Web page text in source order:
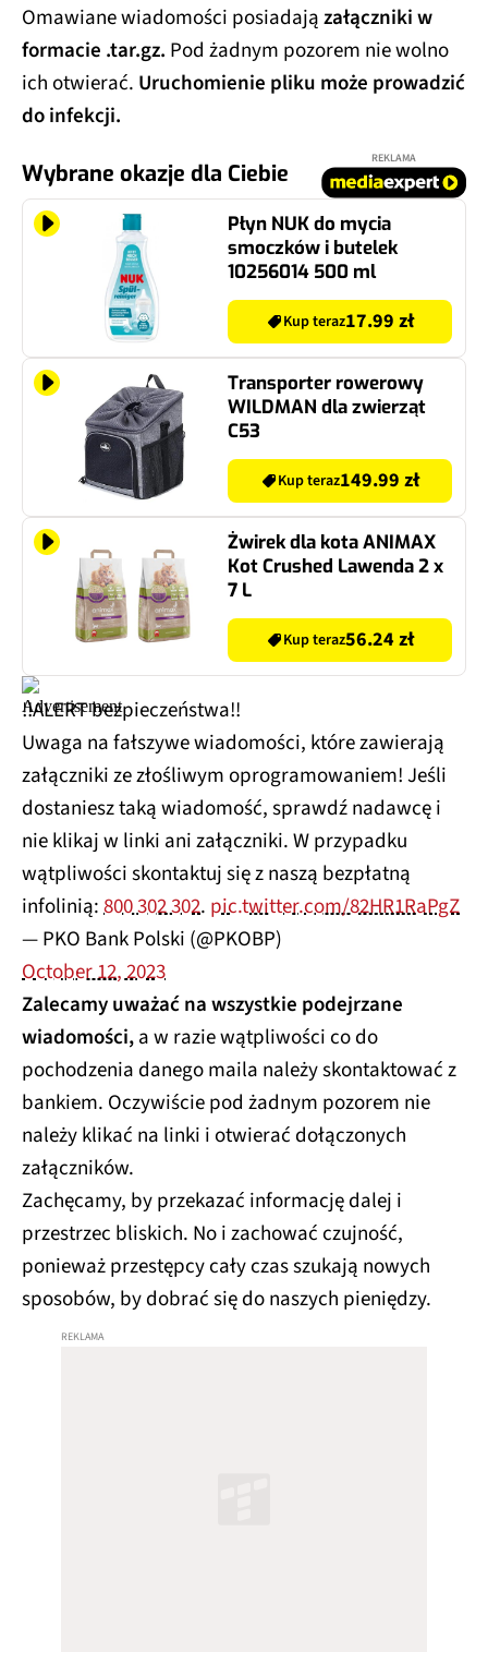
Omawiane wiadomości posiadajązałączniki w
formacie .tar.gz. Pod żadnym pozorem nie wolno
ich otwierać. Uruchomienie pliku może prowadzić
do infekcji.
Wybrane okazje dla Ciebie
REKLAMA
Płyn NUK do mycia
smoczków i butelek
10256014 500 ml
Kup teraz17.99 zł
Transporter rowerowy
WILDMAN dla zwierząt
C53
Kup teraz149.99 zł
Żwirek dla kota ANIMAX
Kot Crushed Lawenda 2 x
7 L
Kup teraz56.24 zł
‼️ALERT bezpieczeństwa‼️
Uwaga na fałszywe wiadomości, które zawierają
załączniki ze złośliwym oprogramowaniem! Jeśli
dostaniesz taką wiadomość, sprawdź nadawcę i
nie klikaj w linki ani załączniki. W przypadku
wątpliwości skontaktuj się z naszą bezpłatną
infolinią:800 302 302. pic.twitter.com/82HR1RaPgZ
— PKO Bank Polski (@PKOBP)
October 12, 2023
Zalecamy uważać na wszystkie podejrzane
wiadomości,a w razie wątpliwości co do
pochodzenia danego maila należy skontaktować z
bankiem. Oczywiście pod żadnym pozorem nie
należy klikać na linki i otwierać dołączonych
załączników.
Zachęcamy, by przekazać informację dalej i
przestrzec bliskich. No i zachować czujność,
ponieważ przestępcy cały czas szukają nowych
sposobów, by dobrać się do naszych pieniędzy.